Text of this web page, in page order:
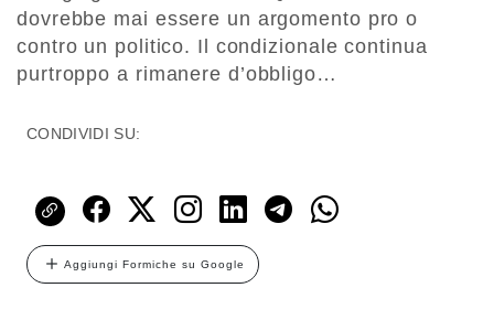
dovrebbe mai essere un argomento pro o
contro un politico. Il condizionale continua
purtroppo a rimanere d’obbligo…
CONDIVIDI SU:
Aggiungi Formiche su Google